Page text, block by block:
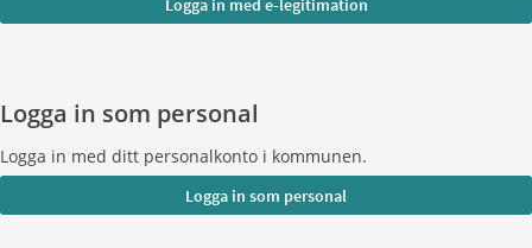
Logga in som personal
Logga in med ditt personalkonto i kommunen.